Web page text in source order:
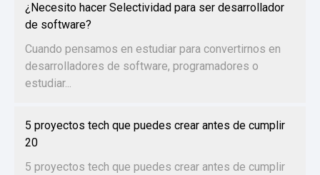
¿Necesito hacer Selectividad para ser desarrollador
de software?
Cuando pensamos en estudiar para convertirnos en
desarrolladores de software, programadores o
estudiar...
5 proyectos tech que puedes crear antes de cumplir
20
5 proyectos tech que puedes crear antes de cumplir